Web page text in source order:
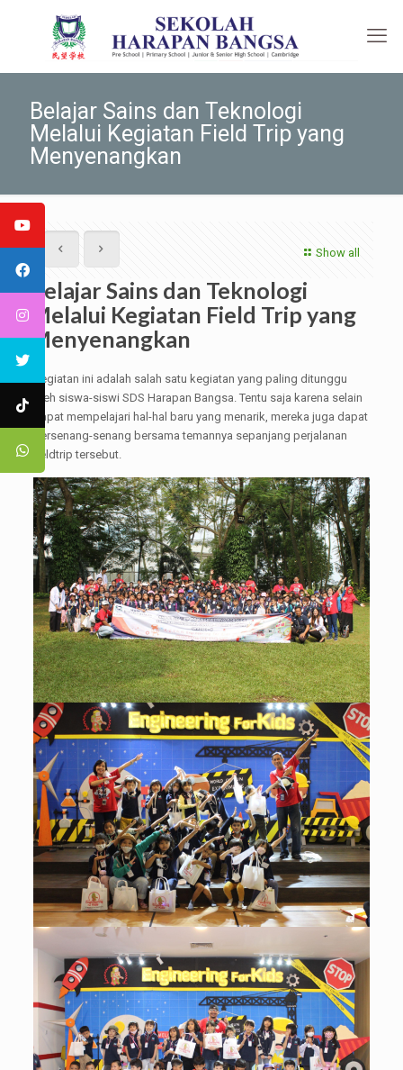
Belajar Sains dan Teknologi
Melalui Kegiatan Field Trip yang
Menyenangkan
Show all
Belajar Sains dan Teknologi
Melalui Kegiatan Field Trip yang
Menyenangkan
Kegiatan ini adalah salah satu kegiatan yang paling ditunggu
oleh siswa-siswi SDS Harapan Bangsa. Tentu saja karena selain
dapat mempelajari hal-hal baru yang menarik, mereka juga dapat
bersenang-senang bersama temannya sepanjang perjalanan
fieldtrip tersebut.